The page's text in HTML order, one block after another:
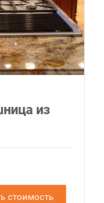
из
стоимость